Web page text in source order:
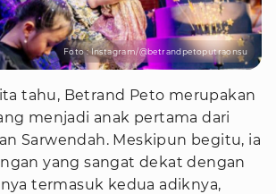
Foto : Instagram/@betrandpetoputraonsu
tahu, Betrand Peto merupakan
menjadi anak pertama dari
Sarwendah. Meskipun begitu, ia
yang sangat dekat dengan
termasuk kedua adiknya,